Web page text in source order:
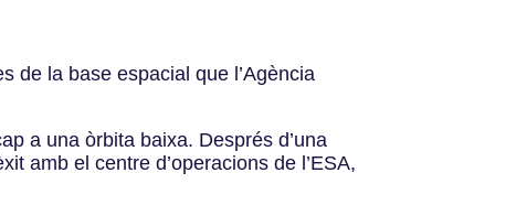
de la base espacial que l’Agència
a una òrbita baixa. Després d’una
amb el centre d’operacions de l’ESA,